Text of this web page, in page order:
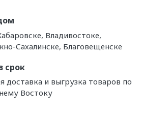
Владивостоке,
Сахалинске, Благовещенске
срок
доставка и выгрузка товаров по
Востоку